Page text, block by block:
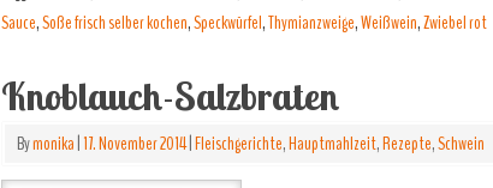
Sauce,Soße frisch selber kochen,Speckwürfel,Thymianzweige,Weißwein,Zwiebel rot
Knoblauch-Salzbraten
Bymonika|17. November 2014|Fleischgerichte,Hauptmahlzeit,Rezepte,Schwein